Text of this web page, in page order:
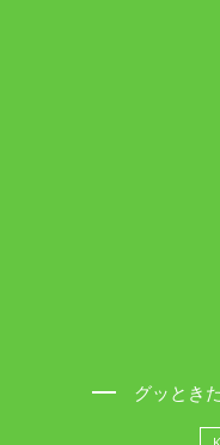
グッとき